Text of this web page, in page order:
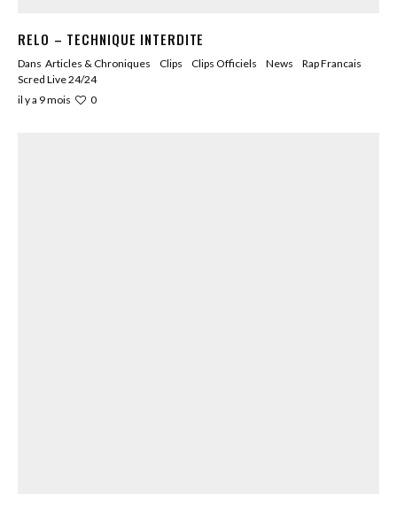
RELO – TECHNIQUE INTERDITE
Dans Articles & Chroniques Clips Clips Officiels News
Rap Francais
Scred Live 24/24
il y a 9 mois
0